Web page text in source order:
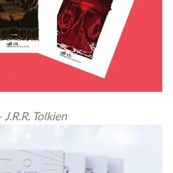
Tolkien